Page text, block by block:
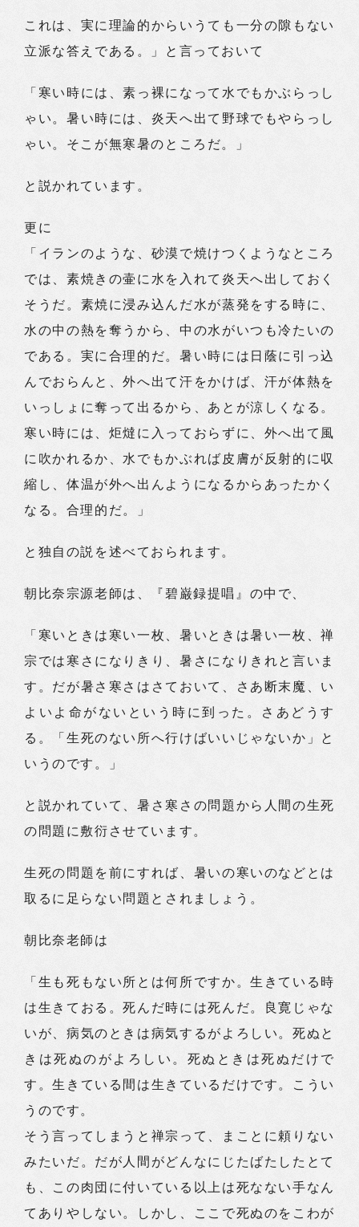
これは、実に理論的からいうても一分の隙もない
立派な答えである。」と言っておいて
「寒い時には、素っ裸になって水でもかぶらっし
ゃい。暑い時には、炎天へ出て野球でもやらっし
ゃい。そこが無寒暑のところだ。」
と説かれています。
更に
「イランのような、砂漠で焼けつくようなところ
では、素焼きの壷に水を入れて炎天へ出しておく
そうだ。素焼に浸み込んだ水が蒸発をする時に、
水の中の熱を奪うから、中の水がいつも冷たいの
である。実に合理的だ。暑い時には日蔭に引っ込
んでおらんと、外へ出て汗をかけば、汗が体熱を
いっしょに奪って出るから、あとが涼しくなる。
寒い時には、炬燵に入っておらずに、外へ出て風
に吹かれるか、水でもかぶれば皮膚が反射的に収
縮し、体温が外へ出んようになるからあったかく
なる。合理的だ。」
と独自の説を述べておられます。
朝比奈宗源老師は、『碧巌録提唱』の中で、
「寒いときは寒い一枚、暑いときは暑い一枚、禅
宗では寒さになりきり、暑さになりきれと言いま
す。だが暑さ寒さはさておいて、さあ断末魔、い
よいよ命がないという時に到った。さあどうす
る。「生死のない所へ行けばいいじゃないか」と
いうのです。」
と説かれていて、暑さ寒さの問題から人間の生死
の問題に敷衍させています。
生死の問題を前にすれば、暑いの寒いのなどとは
取るに足らない問題とされましょう。
朝比奈老師は
「生も死もない所とは何所ですか。生きている時
は生きておる。死んだ時には死んだ。良寛じゃな
いが、病気のときは病気するがよろしい。死ぬと
きは死ぬのがよろしい。死ぬときは死ぬだけで
す。生きている間は生きているだけです。こうい
うのです。
そう言ってしまうと禅宗って、まことに頼りない
みたいだ。だが人間がどんなにじたばたしたとて
も、この肉団に付いている以上は死なない手なん
てありやしない。しかし、ここで死ぬのをこわが